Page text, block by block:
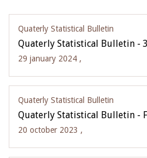
Quaterly Statistical Bulletin
Quaterly Statistical Bulletin -
29 january 2024 ,
Quaterly Statistical Bulletin
Quaterly Statistical Bulletin -
20 october 2023 ,